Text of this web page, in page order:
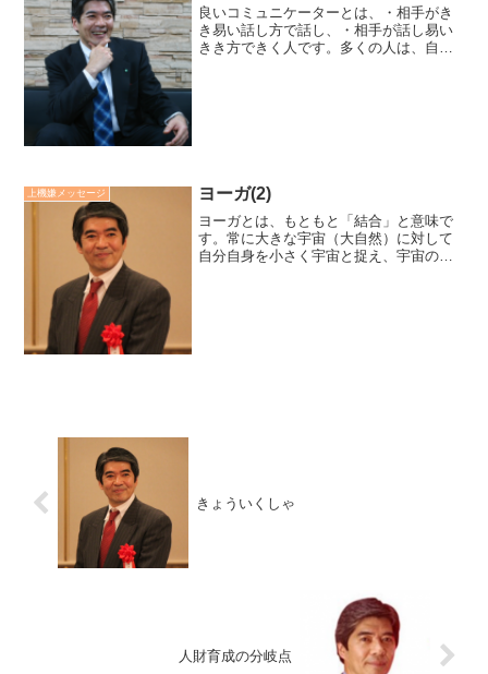
良いコミュニケーターとは、・相手がき
き易い話し方で話し、・相手が話し易い
きき方できく人です。多くの人は、自分
上機嫌メッセージ ヨーガ(2)
ヨーガとは、もともと「結合」と意味で
す。常に大きな宇宙（大自然）に対して
自分自身を小さく宇宙と捉え、宇宙の意
きょういくしゃ
人財育成の分岐点